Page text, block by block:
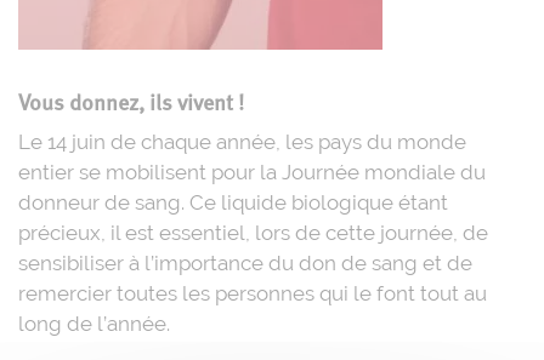
Vous donnez, ils vivent !
Le 14 juin de chaque année, les pays du monde
entier se mobilisent pour la Journée mondiale du
donneur de sang. Ce liquide biologique étant
précieux, il est essentiel, lors de cette journée, de
sensibiliser à l’importance du don de sang et de
remercier toutes les personnes qui le font tout au
long de l’année.